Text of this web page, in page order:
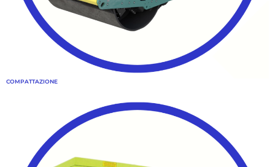
COMPATTAZIONE